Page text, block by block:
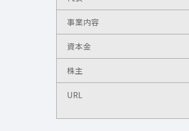
事業内容
資本金
株主
URL